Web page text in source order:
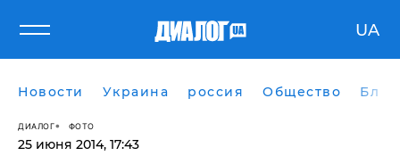
UA
Новости Украина россия Общество
ДИАЛОГ ФОТО
25 июня 2014, 17:43